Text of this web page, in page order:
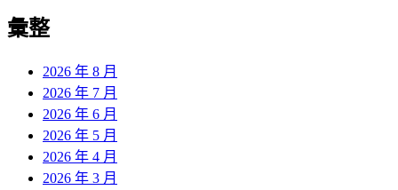
彙整
2026 年 8 月
2026 年 7 月
2026 年 6 月
2026 年 5 月
2026 年 4 月
2026 年 3 月